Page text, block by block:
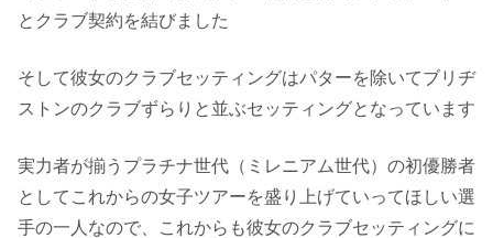
とクラブ契約を結びました
そして彼女のクラブセッティングはパターを除いてブリヂ
ストンのクラブずらりと並ぶセッティングとなっています
実力者が揃うプラチナ世代（ミレニアム世代）の初優勝者
としてこれからの女子ツアーを盛り上げていってほしい選
手の一人なので、これからも彼女のクラブセッティングに